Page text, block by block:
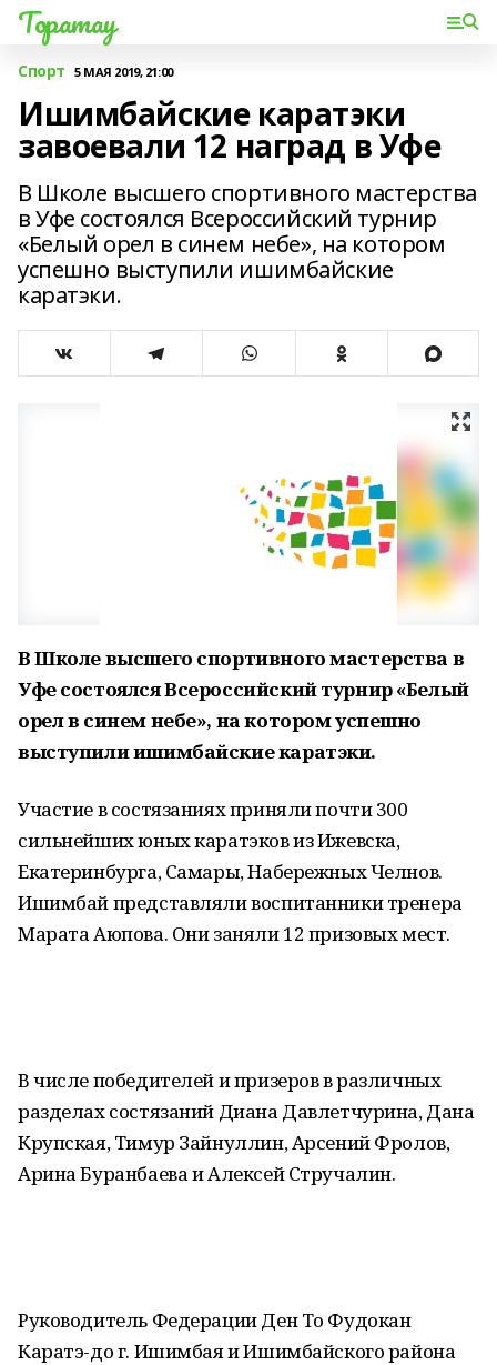
Торатау
Спорт 5 МАЯ 2019, 21:00
Ишимбайские каратэки
завоевали 12 наград в Уфе
В Школе высшего спортивного мастерства
в Уфе состоялся Всероссийский турнир
«Белый орел в синем небе», на котором
успешно выступили ишимбайские
каратэки.
В Школе высшего спортивного мастерства в
Уфе состоялся Всероссийский турнир «Белый
орел в синем небе», на котором успешно
выступили ишимбайские каратэки.
Участие в состязаниях приняли почти 300
сильнейших юных каратэков из Ижевска,
Екатеринбурга, Самары, Набережных Челнов.
Ишимбай представляли воспитанники тренера
Марата Аюпова. Они заняли 12 призовых мест.
В числе победителей и призеров в различных
разделах состязаний Диана Давлетчурина, Дана
Крупская, Тимур Зайнуллин, Арсений Фролов,
Арина Буранбаева и Алексей Стручалин.
Руководитель Федерации Ден То Фудокан
Каратэ-до г. Ишимбая и Ишимбайского района